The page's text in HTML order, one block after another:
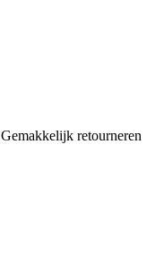
Gemakkelijk retourneren